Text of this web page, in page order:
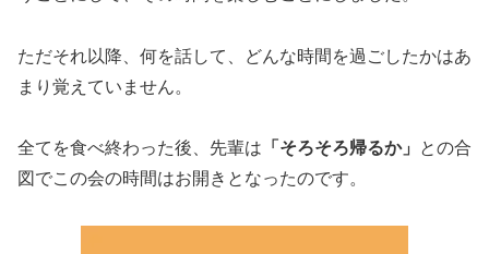
ただそれ以降、何を話して、どんな時間を過ごしたかはあ
まり覚えていません。
全てを食べ終わった後、先輩は 「そろそろ帰るか」
との合
図でこの会の時間はお開きとなったのです。